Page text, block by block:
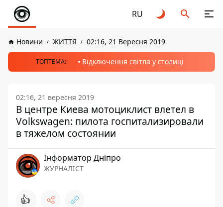
RU
Новини ЖИТТЯ 02:16, 21 Вересня 2019
ТОПТЕМА: Відключення світла у столиці
02:16, 21 вересня 2019
В центре Киева мотоциклист влетел в
Volkswagen: пилота госпитализировали
в тяжелом состоянии
Інформатор Дніпро
ЖУРНАЛІСТ
👍